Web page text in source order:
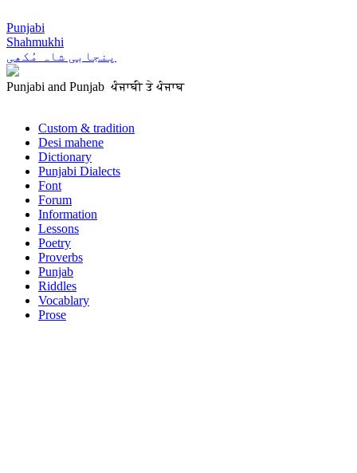
Punjabi
Shahmukhi
پنجابی شاہ مُکھی
Punjabi and Punjab ਪੰਜਾਬੀ ਤੇ ਪੰਜਾਬ
Custom & tradition
Desi mahene
Dictionary
Punjabi Dialects
Font
Forum
Information
Lessons
Poetry
Proverbs
Punjab
Riddles
Vocablary
Prose